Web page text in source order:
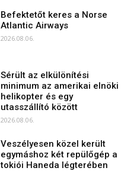
Befektetőt keres a Norse
Atlantic Airways
2026.08.06.
Sérült az elkülönítési
minimum az amerikai elnöki
helikopter és egy
utasszállító között
2026.08.06.
Veszélyesen közel került
egymáshoz két repülőgép a
tokiói Haneda légterében